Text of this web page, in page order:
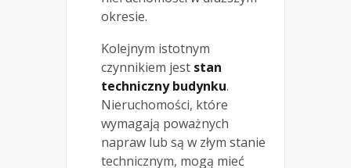
okresie.
Kolejnym istotnym
czynnikiem jest stan
techniczny budynku.
Nieruchomości, które
wymagają poważnych
napraw lub są w złym stanie
technicznym, mogą mieć